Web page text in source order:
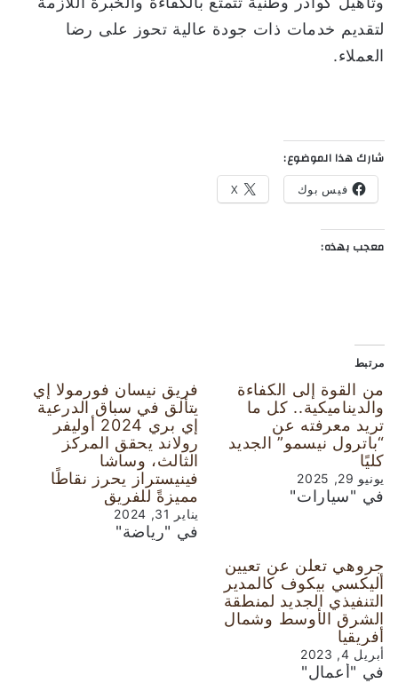
لتقديم خدمات ذات جودة عالية تحوز على رضا
العملاء.
شارك هذا الموضوع:
فيس بوك X
معجب بهذه:
مرتبط
من القوة إلى الكفاءة
والديناميكية.. كل ما
تريد معرفته عن
“باترول نيسمو” الجديد
كليًا
يونيو 29, 2025
في "سيارات"
فريق نيسان فورمولا إي
يتألق في سباق الدرعية
إي بري 2024 أوليفر
رولاند يحقق المركز
الثالث، وساشا
فينيستراز يحرز نقاطًا
مميزةً للفريق
يناير 31, 2024
في "رياضة"
جروهي تعلن عن تعيين
أليكسي بيكوف كالمدير
التنفيذي الجديد لمنطقة
الشرق الأوسط وشمال
أفريقيا
أبريل 4, 2023
في "أعمال"